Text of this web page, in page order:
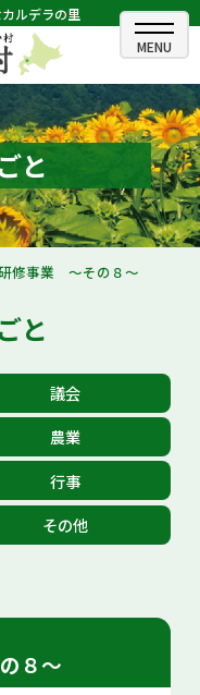
ルデラの里
と
修事業 ～その８～
と
議会
農業
行事
その他
８～